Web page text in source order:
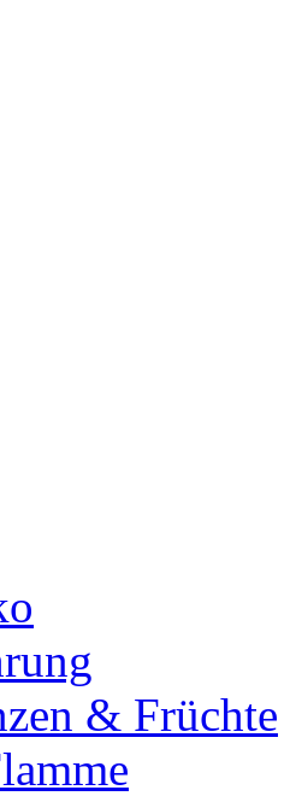
& Früchte